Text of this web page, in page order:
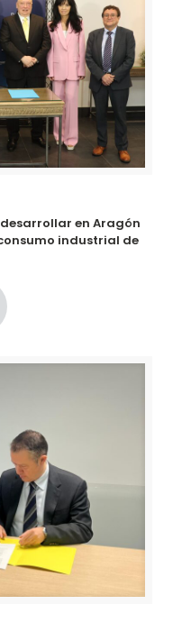
en Aragón
industrial de